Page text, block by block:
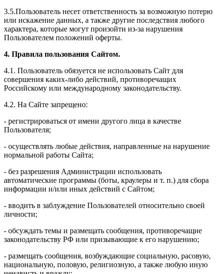
3.5.Пользователь несет ответственность за возможную потерю
или искажение данных, а также другие последствия любого
характера, которые могут произойти из-за нарушения
Пользователем положений оферты.
4. Правила пользования Сайтом.
4.1. Пользователь обязуется не использовать Сайт для
совершения каких-либо действий, противоречащих
Российскому или международному законодательству.
4.2. На Сайте запрещено:
- регистрироваться от имени другого лица в качестве
Пользователя;
- осуществлять любые действия, направленные на нарушение
нормальной работы Сайта;
- без разрешения Администрации использовать
автоматические программы (боты, краулеры и т. п.) для сбора
информации и/или иных действий с Сайтом;
- вводить в заблуждение Пользователей относительно своей
личности;
- обсуждать темы и размещать сообщения, противоречащие
законодательству РФ или призывающие к его нарушению;
- размещать сообщения, возбуждающие социальную, расовую,
национальную, половую, религиозную, а также любую иную